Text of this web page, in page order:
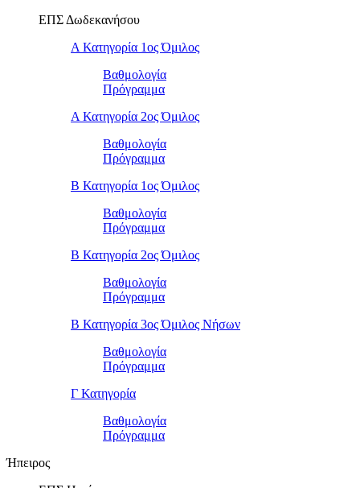
ΕΠΣ Δωδεκανήσου
Α Κατηγορία 1ος Όμιλος
Βαθμολογία
Πρόγραμμα
Α Κατηγορία 2ος Όμιλος
Βαθμολογία
Πρόγραμμα
Β Κατηγορία 1ος Όμιλος
Βαθμολογία
Πρόγραμμα
Β Κατηγορία 2ος Όμιλος
Βαθμολογία
Πρόγραμμα
Β Κατηγορία 3ος Όμιλος Νήσων
Βαθμολογία
Πρόγραμμα
Γ Κατηγορία
Βαθμολογία
Πρόγραμμα
Ήπειρος